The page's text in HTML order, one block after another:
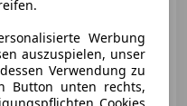
/ACC/Lane
SHZ/Carplay/Werbung
auszuspielen, unser
Verwendung zu
Button unten rechts,